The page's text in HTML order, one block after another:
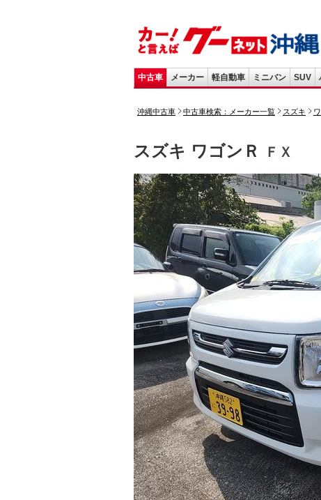
中古車 メーカー 軽自動車 ミニバン SUV
沖縄中古車 中古車検索：メーカー一覧 スズキ
スズキ ワゴンＲ ＦＸ